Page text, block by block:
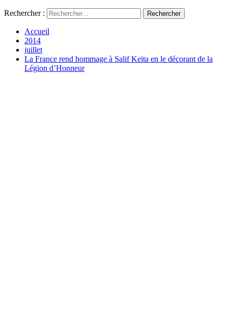
Rechercher :
Accueil
2014
juillet
La France rend hommage à Salif Keita en le décorant de la
Légion d’Honneur